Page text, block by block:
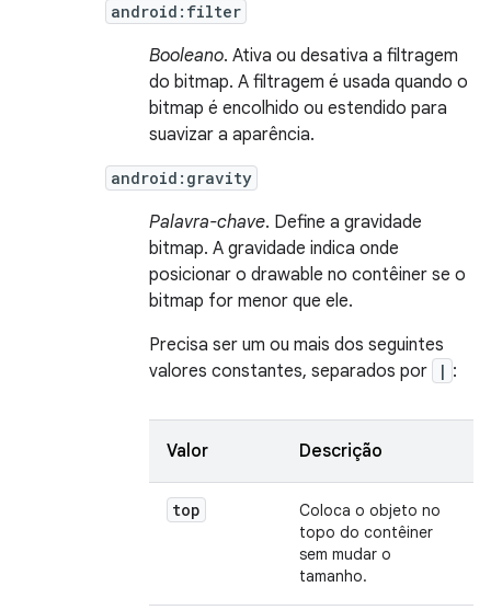
android:filter
Booleano. Ativa ou desativa a filtragem
do bitmap. A filtragem é usada quando o
bitmap é encolhido ou estendido para
suavizar a aparência.
android:gravity
Palavra-chave. Define a gravidade
bitmap. A gravidade indica onde
posicionar o drawable no contêiner se o
bitmap for menor que ele.
Precisa ser um ou mais dos seguintes
valores constantes, separados por
| :
Valor Descrição
top
Coloca o objeto no
topo do contêiner
sem mudar o
tamanho.